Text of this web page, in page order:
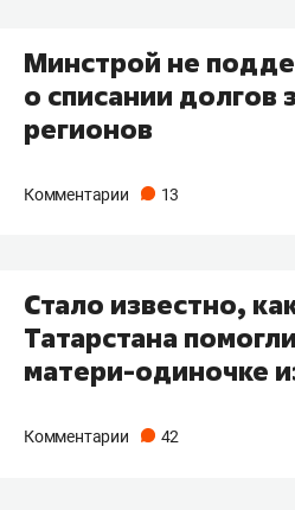
Минстрой не
о списании долгов
регионов
Комментарии 13
Стало известно,
Татарстана
матери-одиночке
Комментарии 42